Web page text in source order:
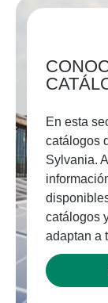
En esta
catálogos
Sylvania.
catálogos
adaptan a